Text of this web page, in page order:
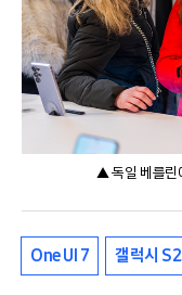
▲ 독일 베를린
One UI 7 갤럭시